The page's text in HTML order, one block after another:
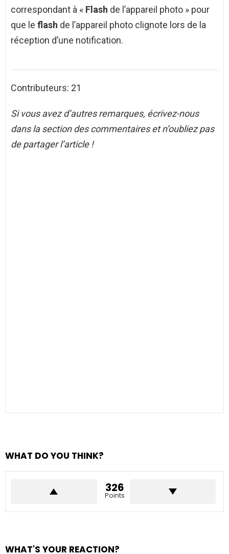
correspondant à « Flash de l’appareil photo » pour
que le flash de l’appareil photo clignote lors de la
réception d’une notification.
Contributeurs: 21
Si vous avez d’autres remarques, écrivez-nous
dans la section des commentaires et n’oubliez pas
de partager l’article !
WHAT DO YOU THINK?
326
Points
WHAT'S YOUR REACTION?